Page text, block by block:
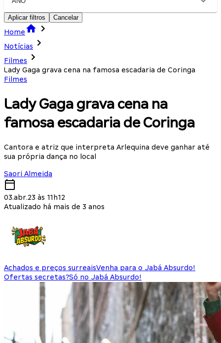
Aplicar filtros Cancelar
Home
Notícias
Filmes
Lady Gaga grava cena na famosa escadaria de Coringa
Filmes
Lady Gaga grava cena na
famosa escadaria de Coringa
Cantora e atriz que interpreta Arlequina deve ganhar até
sua própria dança no local
Saori Almeida
03.abr.23 às 11h12
Atualizado há mais de 3 anos
Achados e preços surreaisVenha para o Jabá Absurdo!
Ofertas secretas?Só no Jabá Absurdo!